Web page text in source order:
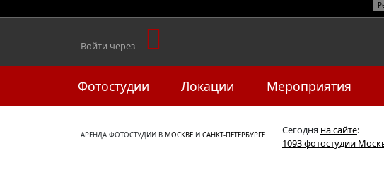
Войти через
Фотостудии Локации Мероприятия
АРЕНДА ФОТОСТУДИИ В МОСКВЕ И САНКТ-ПЕТЕРБУРГЕ Сегодня на сайте:
1093 фотостудии